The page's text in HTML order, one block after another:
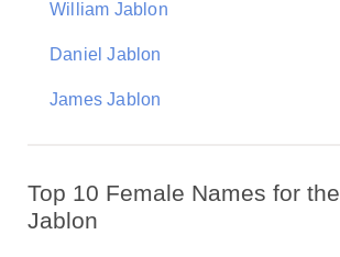
William Jablon
Daniel Jablon
James Jablon
Top 10 Female Names for
Jablon